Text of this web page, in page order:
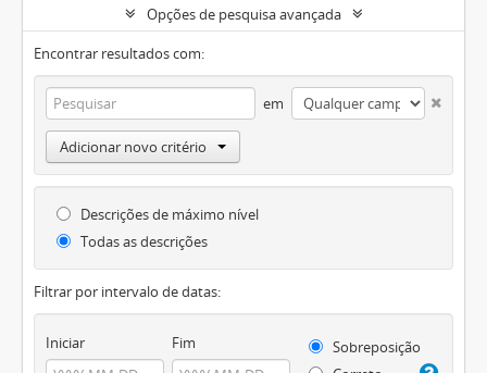
Opções de pesquisa avançada
Encontrar resultados com:
em
Adicionar novo critério
Descrições de máximo nível
Todas as descrições
Filtrar por intervalo de datas:
Iniciar Fim
Sobreposição